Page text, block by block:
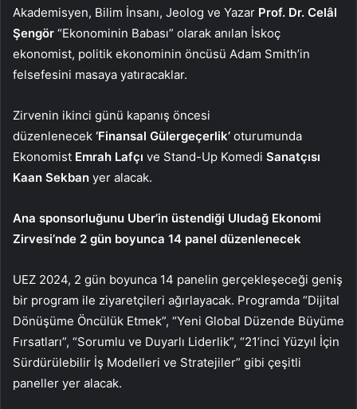
Akademisyen, Bilim İnsanı, Jeolog ve Yazar Prof. Dr. Celâl
Şengör “Ekonominin Babası” olarak anılan İskoç
ekonomist, politik ekonominin öncüsü Adam Smith’in
felsefesini masaya yatıracaklar.
Zirvenin ikinci günü kapanış öncesi
düzenlenecek ‘Finansal Gülergeçerlik’ oturumunda
Ekonomist Emrah Lafçı ve Stand-Up Komedi Sanatçısı
Kaan Sekban yer alacak.
Ana sponsorluğunu Uber’in üstendiği Uludağ Ekonomi
Zirvesi’nde 2 gün boyunca 14 panel düzenlenecek
UEZ 2024, 2 gün boyunca 14 panelin gerçekleşeceği geniş
bir program ile ziyaretçileri ağırlayacak. Programda “Dijital
Dönüşüme Öncülük Etmek”, “Yeni Global Düzende Büyüme
Fırsatları”, “Sorumlu ve Duyarlı Liderlik”, “21’inci Yüzyıl İçin
Sürdürülebilir İş Modelleri ve Stratejiler” gibi çeşitli
paneller yer alacak.